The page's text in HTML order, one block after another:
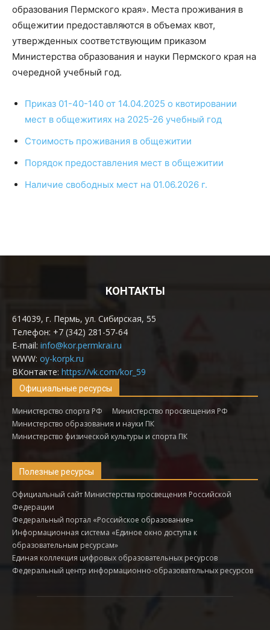
образования Пермского края». Места проживания в
общежитии предоставляются в объемах квот,
утвержденных соответствующим приказом
Министерства образования и науки Пермского края на
очередной учебный год.
Приказ 01-40-140 от 14.04.2025 о квотировании
мест в общежитиях на 2025-26 учебный год
Стоимость проживания в общежитии
Порядок предоставления мест в общежитии
Наличие свободных мест на 01.06.2026 г.
КОНТАКТЫ
614039, г. Пермь, ул. Сибирская, 55
Телефон: +7 (342) 281-57-64
E-mail: info@kor.permkrai.ru
WWW: oy-korpk.ru
ВКонтакте: https://vk.com/kor_59
Официальные ресурсы
Министерство спорта РФ
Министерство просвещения РФ
Министерство образования и науки ПК
Министерство физической культуры и спорта ПК
Полезные ресурсы
Официальный сайт Министерства просвещения Российской
Федерации
Федеральный портал «Российское образование»
Информационная система «Единое окно доступа к
образовательным ресурсам»
Единая коллекция цифровых образовательных ресурсов
Федеральный центр информационно-образовательных ресурсов